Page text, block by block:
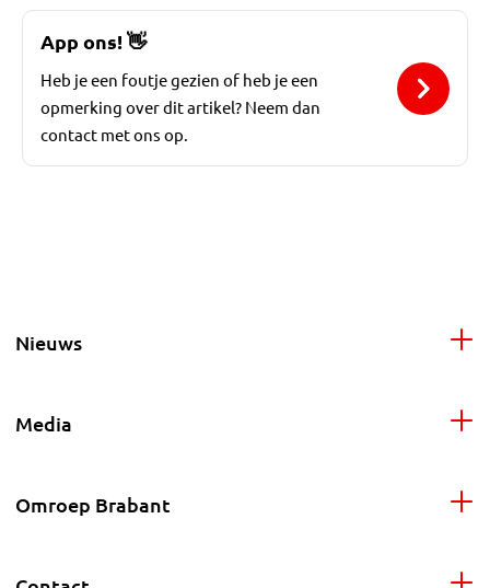
App ons!👋
Heb je een foutje gezien of heb je een
opmerking over dit artikel? Neem dan
contact met ons op.
Nieuws
Media
Omroep Brabant